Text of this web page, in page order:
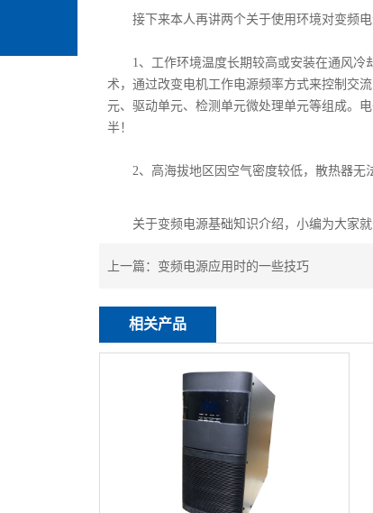
接下来本人再讲两个关于使用环境对变频电
1、工作环境温度长期较高或安装在通风冷
术，通过改变电机工作电源频率方式来控制交
元、驱动单元、检测单元微处理单元等组成。
半！
2、高海拔地区因空气密度较低，散热器无法
关于变频电源基础知识介绍，小编为大家
上一篇： 变频电源应用时的一些技巧
相关产品